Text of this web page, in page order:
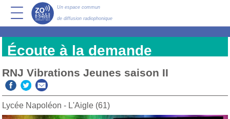
Un espace commun
de diffusion radiophonique
Écoute à la demande
RNJ Vibrations Jeunes saison II
Lycée Napoléon - L'Aigle (61)